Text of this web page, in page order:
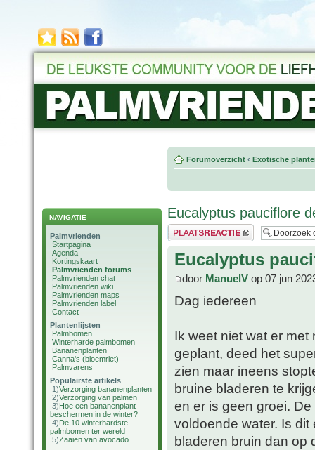
NAVIGATIE
Palmvrienden
Startpagina
Agenda
Kortingskaart
Palmvrienden forums
Palmvrienden chat
Palmvrienden wiki
Palmvrienden maps
Palmvrienden label
Contact
Plantenlijsten
Palmbomen
Winterharde palmbomen
Bananenplanten
Canna's (bloemriet)
Palmvarens
Populairste artikels
1)Verzorging bananenplanten
2)Verzorging van palmen
3)Hoe een bananenplant
beschermen in de winter?
4)De 10 winterhardste
palmbomen ter wereld
5)Zaaien van avocado
Forumoverzicht ‹ Exotische
Eucalyptus pauciflore
Plaats een reactie
Eucalyptus
door ManuelV op 07 jun
Dag iedereen
Ik weet niet wat er
geplant, deed het
zien maar ineens
bruine bladeren te
en er is geen groei.
voldoende water. Is
bladeren bruin dan op